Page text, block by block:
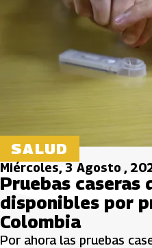
SALUD
Miércoles, 3 Agosto ,
Pruebas caseras
disponibles por
Colombia
Por ahora las pruebas